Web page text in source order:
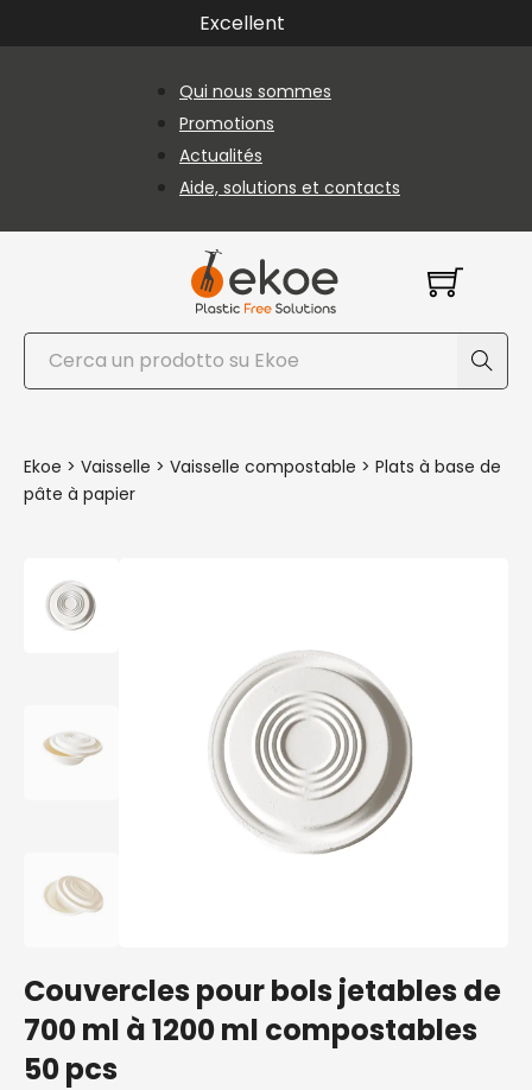
Passer au contenu principal
Passer au pied de page
Excellent
Qui nous sommes
Promotions
Actualités
Aide, solutions et contacts
Rechercher
Ekoe > Vaisselle > Vaisselle compostable > Plats à base de
pâte à papier
Couvercles pour bols jetables de
700 ml à 1200 ml compostables
50 pcs